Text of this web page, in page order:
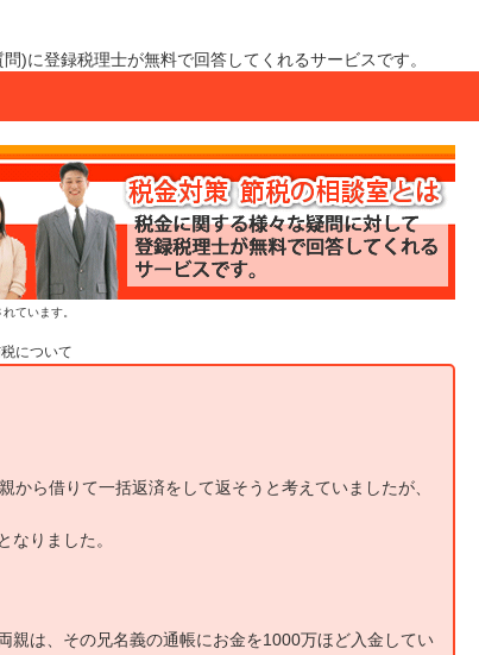
)に登録税理士が無料で回答してくれるサービスです。
ています。
について
から借りて一括返済をして返そうと考えていましたが、
なりました。
親は、その兄名義の通帳にお金を1000万ほど入金してい